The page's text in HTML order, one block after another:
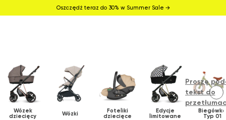
Oszczędź teraz do 30% w Summer Sale →
Wózek
dziecięcy Wózki Foteliki
dziecięce
Edycje
limitowane
Biegówka
Typ 01
Proszę
tekst do